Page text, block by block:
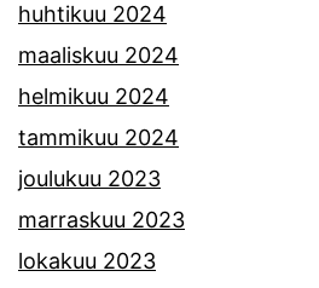
huhtikuu 2024
maaliskuu 2024
helmikuu 2024
tammikuu 2024
joulukuu 2023
marraskuu 2023
lokakuu 2023